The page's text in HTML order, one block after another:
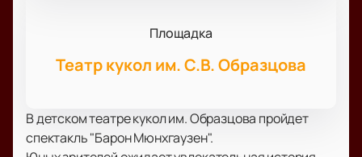
Площадка
Театр кукол им. С.В. Образцова
В детском театре кукол им. Образцова пройдет
спектакль "Барон Мюнхгаузен".